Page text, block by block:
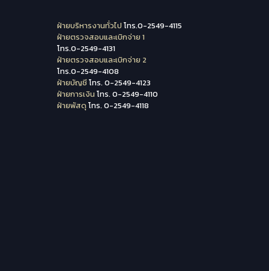
ฝ่ายบริหารงานทั่วไป โทร.0-2549-4115
ฝ่ายตรวจสอบและเบิกจ่าย 1
โทร.0-2549-4131
ฝ่ายตรวจสอบและเบิกจ่าย 2
โทร.0-2549-4108
ฝ่ายบัญชีโทร. 0-2549-4123
ฝ่ายการเงิน โทร. 0-2549-4110
ฝ่ายพัสดุ โทร. 0-2549-4118